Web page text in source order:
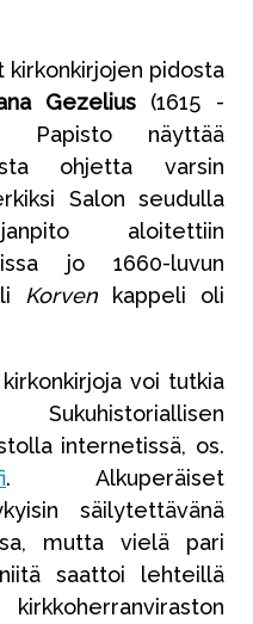
kirkonkirjojen pidosta
Gezelius (1615 -
Papisto näyttää
ohjetta varsin
Salon seudulla
aloitettiin
jo 1660-luvun
Korven kappeli oli
voi tutkia
internetissä, os.
. Alkuperäiset
säilytettävänä
mutta vielä pari
saattoi lehteillä